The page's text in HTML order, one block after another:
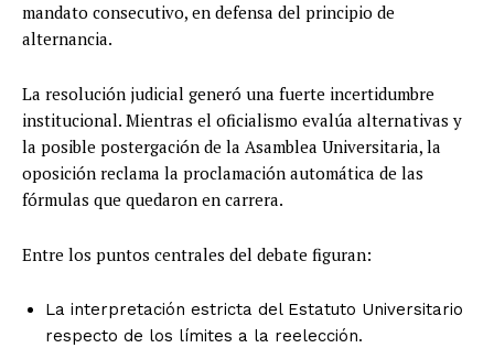
mandato consecutivo, en defensa del principio de
alternancia.
La resolución judicial generó una fuerte incertidumbre
institucional. Mientras el oficialismo evalúa alternativas y
la posible postergación de la Asamblea Universitaria, la
oposición reclama la proclamación automática de las
fórmulas que quedaron en carrera.
Entre los puntos centrales del debate figuran:
La interpretación estricta del Estatuto Universitario
respecto de los límites a la reelección.